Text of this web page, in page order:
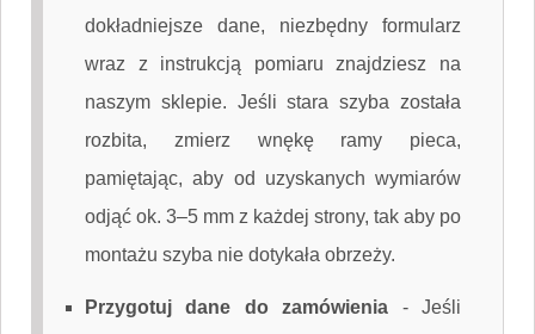
dokładniejsze dane, niezbędny formularz
wraz z instrukcją pomiaru znajdziesz na
naszym sklepie. Jeśli stara szyba została
rozbita, zmierz wnękę ramy pieca,
pamiętając, aby od uzyskanych wymiarów
odjąć ok. 3–5 mm z każdej strony, tak aby po
montażu szyba nie dotykała obrzeży.
Przygotuj dane do zamówienia -Jeśli